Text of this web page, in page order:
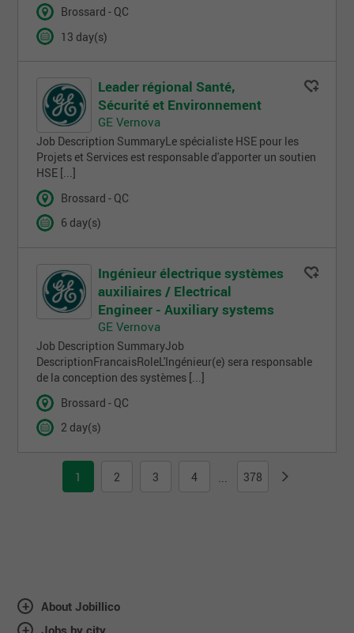
Brossard - QC
13 day(s)
Leader régional Santé,
Sécurité et Environnement
GE Vernova
Job Description SummaryLe spécialiste HSE pour les
Projets et Services est responsable d'apporter un soutien
HSE [...]
Brossard - QC
6 day(s)
Ingénieur électrique systèmes
auxiliaires / Electrical
Engineer - Auxiliary systems
GE Vernova
Job Description SummaryJob
DescriptionFrancaisRoleL'Ingénieur(e) sera responsable
de la conception des systèmes [...]
Brossard - QC
2 day(s)
1 2 3 4 ... 378
About Jobillico